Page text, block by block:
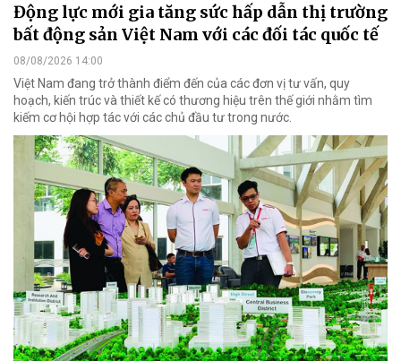
Động lực mới gia tăng sức hấp dẫn thị trường
bất động sản Việt Nam với các đối tác quốc tế
08/08/2026 14:00
Việt Nam đang trở thành điểm đến của các đơn vị tư vấn, quy
hoạch, kiến trúc và thiết kế có thương hiệu trên thế giới nhằm tìm
kiếm cơ hội hợp tác với các chủ đầu tư trong nước.